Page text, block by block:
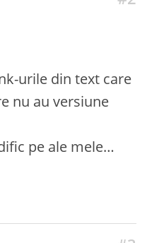
urile din text care
nu au versiune
pe ale mele…